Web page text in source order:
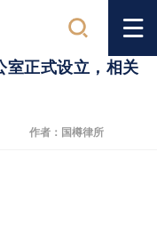
室正式设立，相关
作者：国樽律所